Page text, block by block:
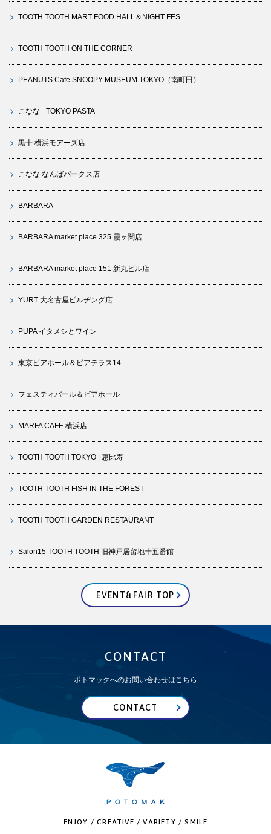
TOOTH TOOTH MART FOOD HALL＆NIGHT FES
TOOTH TOOTH ON THE CORNER
PEANUTS Cafe SNOOPY MUSEUM TOKYO（南町田）
こなな+ TOKYO PASTA
黒十 横浜モアーズ店
こなな なんばパークス店
BARBARA
BARBARA market place 325 霞ヶ関店
BARBARA market place 151 新丸ビル店
YURT 大名古屋ビルヂング店
PUPA イタメシとワイン
東京ビアホール＆ビアテラス14
フェスティバール＆ビアホール
MARFA CAFE 横浜店
TOOTH TOOTH TOKYO | 恵比寿
TOOTH TOOTH FISH IN THE FOREST
TOOTH TOOTH GARDEN RESTAURANT
Salon15 TOOTH TOOTH 旧神戸居留地十五番館
EVENT&FAIR TOP
CONTACT
ポトマックへのお問い合わせはこちら
CONTACT
ENJOY / CREATIVE / VARIETY / SMILE